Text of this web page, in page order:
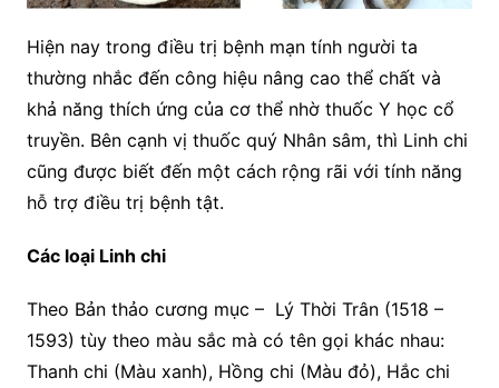
Hiện nay trong điều trị bệnh mạn tính người ta
thường nhắc đến công hiệu nâng cao thể chất và
khả năng thích ứng của cơ thể nhờ thuốc Y học cổ
truyền. Bên cạnh vị thuốc quý Nhân sâm, thì Linh chi
cũng được biết đến một cách rộng rãi với tính năng
hỗ trợ điều trị bệnh tật.
Các loại Linh chi
Theo Bản thảo cương mục – Lý Thời Trân (1518 –
1593) tùy theo màu sắc mà có tên gọi khác nhau:
Thanh chi (Màu xanh), Hồng chi (Màu đỏ), Hắc chi